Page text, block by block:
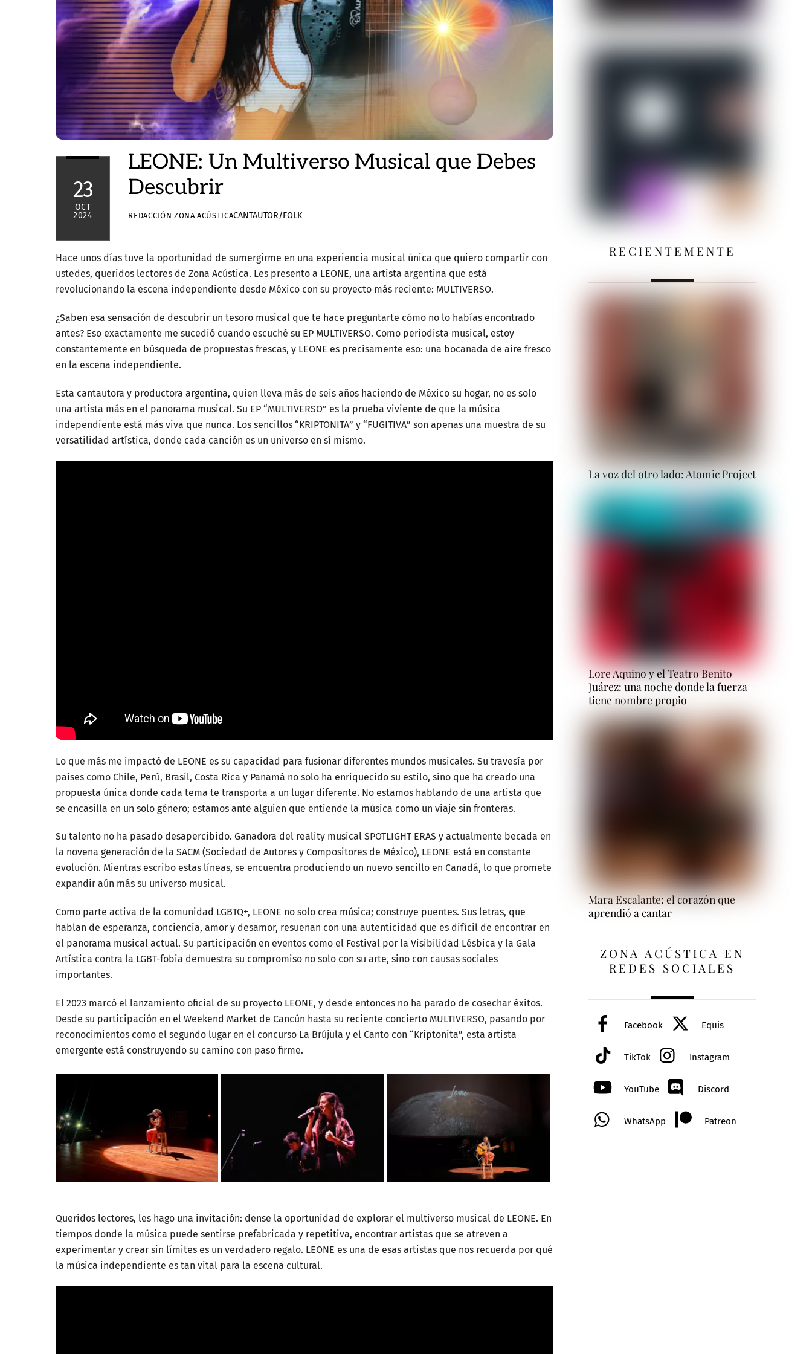
23
OCT
2024
LEONE: Un Multiverso Musical que Debes
Descubrir
REDACCIÓN ZONA ACÚSTICACANTAUTOR/FOLK
Hace unos días tuve la oportunidad de sumergirme en una experiencia musical única que quiero compartir con
ustedes, queridos lectores de Zona Acústica. Les presento a LEONE, una artista argentina que está
revolucionando la escena independiente desde México con su proyecto más reciente: MULTIVERSO.
¿Saben esa sensación de descubrir un tesoro musical que te hace preguntarte cómo no lo habías encontrado
antes? Eso exactamente me sucedió cuando escuché su EP MULTIVERSO. Como periodista musical, estoy
constantemente en búsqueda de propuestas frescas, y LEONE es precisamente eso: una bocanada de aire fresco
en la escena independiente.
Esta cantautora y productora argentina, quien lleva más de seis años haciendo de México su hogar, no es solo
una artista más en el panorama musical. Su EP “MULTIVERSO” es la prueba viviente de que la música
independiente está más viva que nunca. Los sencillos “KRIPTONITA” y “FUGITIVA” son apenas una muestra de su
versatilidad artística, donde cada canción es un universo en sí mismo.
Lo que más me impactó de LEONE es su capacidad para fusionar diferentes mundos musicales. Su travesía por
países como Chile, Perú, Brasil, Costa Rica y Panamá no solo ha enriquecido su estilo, sino que ha creado una
propuesta única donde cada tema te transporta a un lugar diferente. No estamos hablando de una artista que
se encasilla en un solo género; estamos ante alguien que entiende la música como un viaje sin fronteras.
Su talento no ha pasado desapercibido. Ganadora del reality musical SPOTLIGHT ERAS y actualmente becada en
la novena generación de la SACM (Sociedad de Autores y Compositores de México), LEONE está en constante
evolución. Mientras escribo estas líneas, se encuentra produciendo un nuevo sencillo en Canadá, lo que promete
expandir aún más su universo musical.
Como parte activa de la comunidad LGBTQ+, LEONE no solo crea música; construye puentes. Sus letras, que
hablan de esperanza, conciencia, amor y desamor, resuenan con una autenticidad que es difícil de encontrar en
el panorama musical actual. Su participación en eventos como el Festival por la Visibilidad Lésbica y la Gala
Artística contra la LGBT-fobia demuestra su compromiso no solo con su arte, sino con causas sociales
importantes.
El 2023 marcó el lanzamiento oficial de su proyecto LEONE, y desde entonces no ha parado de cosechar éxitos.
Desde su participación en el Weekend Market de Cancún hasta su reciente concierto MULTIVERSO, pasando por
reconocimientos como el segundo lugar en el concurso La Brújula y el Canto con “Kriptonita”, esta artista
emergente está construyendo su camino con paso firme.
Queridos lectores, les hago una invitación: dense la oportunidad de explorar el multiverso musical de LEONE. En
tiempos donde la música puede sentirse prefabricada y repetitiva, encontrar artistas que se atreven a
experimentar y crear sin límites es un verdadero regalo. LEONE es una de esas artistas que nos recuerda por qué
la música independiente es tan vital para la escena cultural.
RECIENTEMENTE
La voz del otro lado: Atomic Project
Lore Aquino y el Teatro Benito
Juárez: una noche donde la fuerza
tiene nombre propio
Mara Escalante: el corazón que
aprendió a cantar
ZONA ACÚSTICA EN
REDES SOCIALES
Facebook Equis
TikTok Instagram
YouTube Discord
WhatsApp Patreon